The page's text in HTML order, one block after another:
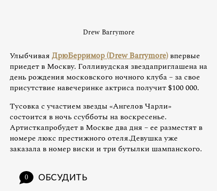
Drew Barrymore
Улыбчивая ДрюБерримор (Drew Barrymore) впервые
приедет в Москву. Голливудская звездаприглашена на
день рождения московского ночного клуба – за свое
присутствие навечеринке актриса получит $100 000.
Тусовка с участием звезды «Ангелов Чарли»
состоится в ночь ссубботы на воскресенье.
Артисткапробудет в Москве два дня – ее разместят в
номере люкс престижного отеля.Девушка уже
заказала в номер виски и три бутылки шампанского.
0 ОБСУДИТЬ